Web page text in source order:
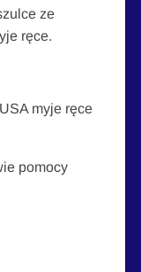
ze
ręce.
myje ręce
pomocy